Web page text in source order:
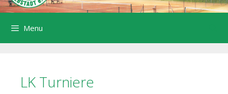
Menu
LK Turniere